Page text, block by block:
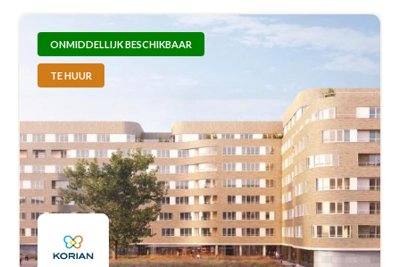
ONMIDDELLIJK BESCHIKBAAR
TE HUUR